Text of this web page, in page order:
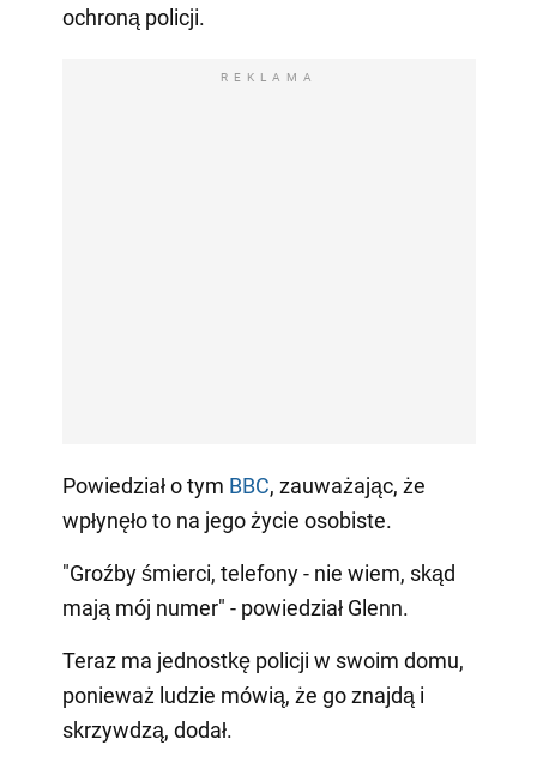
ochroną policji.
REKLAMA
Powiedział o tym BBC, zauważając, że
wpłynęło to na jego życie osobiste.
"Groźby śmierci, telefony - nie wiem, skąd
mają mój numer" - powiedział Glenn.
Teraz ma jednostkę policji w swoim domu,
ponieważ ludzie mówią, że go znajdą i
skrzywdzą, dodał.